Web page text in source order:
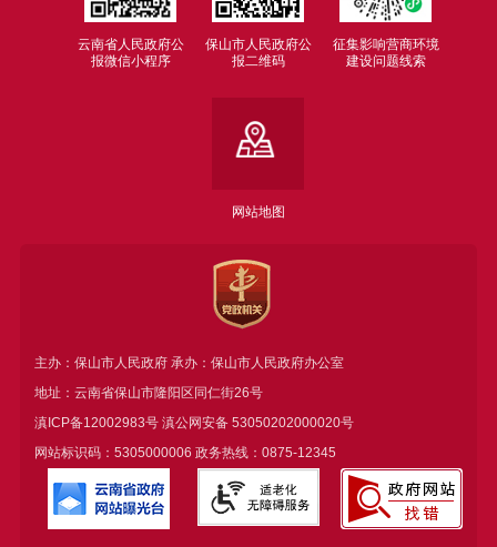
云南省人民政府公
报微信小程序
保山市人民政府公
报二维码
征集影响营商环境
建设问题线索
网站地图
主办：保山市人民政府 承办：保山市人民政府办公室
地址：云南省保山市隆阳区同仁街26号
滇ICP备12002983号滇公网安备 53050202000020号
网站标识码：5305000006 政务热线：0875-12345